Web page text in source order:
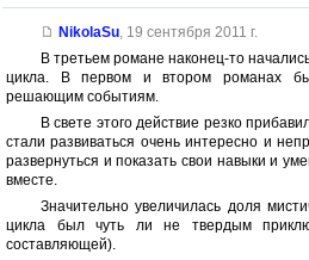
NikolaSu, 19 сентября 2011 г.
В третьем романе наконец-то
цикла. В первом и втором романах
решающим событиям.
В свете этого действие резко
стали развиваться очень интересно и
развернуться и показать свои навыки и
вместе.
Значительно увеличилась доля
цикла был чуть ли не твердым
составляющей).